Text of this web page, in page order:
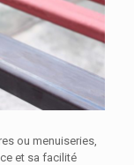
ou menuiseries,
et sa facilité